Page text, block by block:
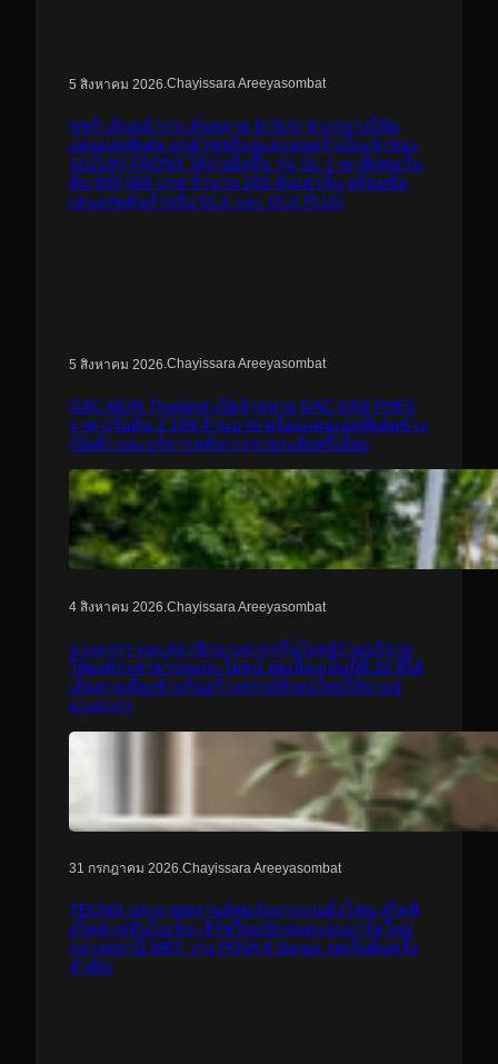
5 สิงหาคม 2026.Chayissara Areeyasombat
ซูซูกิ เดินหน้ากระตุ้นตลาด B-SUV ช่วงกลางปีจัด
แคมเปญพิเศษ ลูกค้าซูซูกิและครอบครัวเป็นเจ้าของ
SUZUKI FRONX ได้ง่ายยิ่งขึ้น รุ่น GL ราคาพิเศษเริ่ม
ต้น 599,000 บาท จำนวน 200 คันเท่านั้น พร้อมข้อ
เสนอสุดคุ้มสำหรับ GLX และ GLX PLUS
5 สิงหาคม 2026.Chayissara Areeyasombat
GAC AION Thailand เปิดจำหน่าย GAC GN8 PHEV
ราคาเริ่มต้น 2.199 ล้านบาท พร้อมแคมเปญพิเศษช่วง
เปิดตัว และบริการหลังการขายระดับพรีเมียม
4 สิงหาคม 2026 Chayissara Areeyasombat
บางจากฯ และสมาชิกบางจากกรีนไมลส์ร่วมบริจาค
ให้องค์กรสาธารณประโยชน์ ต่อเนื่องเป็นปีที่ 20 ที่ได้
เดินทางเคียงข้างกันสร้างสรรค์สังคมไทยให้น่าอยู่
บางจากฯ
31 กรกฎาคม 2026 Chayissara Areeyasombat
TECNO ประกาศทรานส์ฟอร์มจากเกมมิ่งโฟน สู่ไลฟ์
สไตล์แฟชั่นไอเท็ม เสิร์ฟใหญ่ปักหมุดแลนมาร์คใหม่
กลางสถานี MRT วาง POVA 8 Series จุดเริ่มต้นครั้ง
สำคัญ